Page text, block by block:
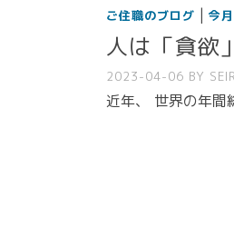
ご住職のブログ | 今
人は「貪欲
2023-04-06 BY
近年、 世界の年間